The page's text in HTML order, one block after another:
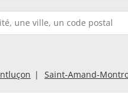
Saint-Amand-